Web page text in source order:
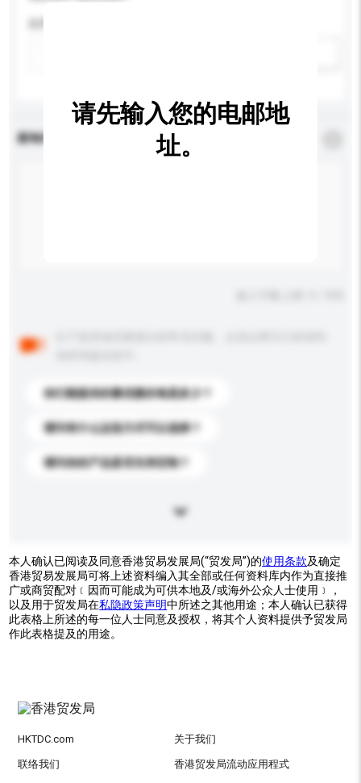
查询内容
你们能提供的最优惠价格是多少？
请问有什么运送方式可以选择？
请问你的产品是否支持定制？
请先输入您的电邮地
址。
本人确认已阅读及同意香港贸易发展局(“贸发局”)的使用条款及确定
香港贸易发展局可将上述资料编入其全部或任何资料库内作为直接推
广或商贸配对﹝因而可能成为可供本地及/或海外公众人士使用﹞，
以及用于贸发局在私隐政策声明中所述之其他用途；本人确认已获得
此表格上所述的每一位人士同意及授权，将其个人资料提供予贸发局
作此表格提及的用途。
HKTDC.com 关于我们
联络我们 香港贸发局流动应用程式